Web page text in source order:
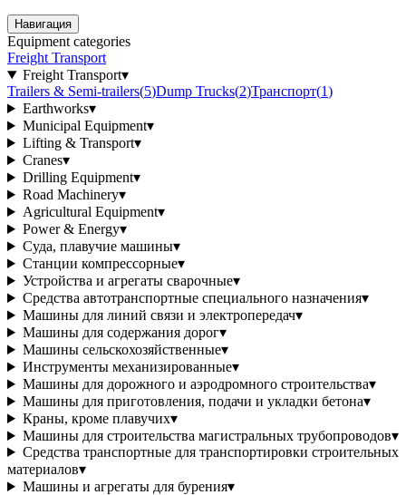
Навигация
Equipment categories
Freight Transport
Freight Transport▾
Trailers & Semi-trailers(5)Dump Trucks(2)Транспорт(1)
Earthworks▾
Municipal Equipment▾
Lifting & Transport▾
Cranes▾
Drilling Equipment▾
Road Machinery▾
Agricultural Equipment▾
Power & Energy▾
Суда, плавучие машины▾
Станции компрессорные▾
Устройства и агрегаты сварочные▾
Средства автотранспортные специального назначения▾
Машины для линий связи и электропередач▾
Машины для содержания дорог▾
Машины сельскохозяйственные▾
Инструменты механизированные▾
Машины для дорожного и аэродромного строительства▾
Машины для приготовления, подачи и укладки бетона▾
Краны, кроме плавучих▾
Машины для строительства магистральных трубопроводов▾
Средства транспортные для транспортировки строительных
материалов▾
Машины и агрегаты для бурения▾